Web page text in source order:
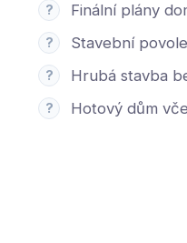
? Finální plány
? Stavební
? Hrubá stavba
? Hotový dům